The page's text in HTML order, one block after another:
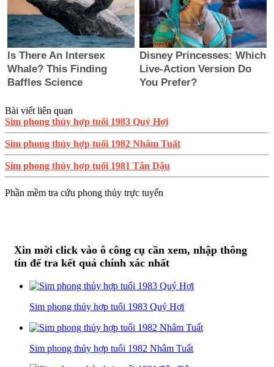
Bài viết liên quan
Sim phong thủy hợp tuổi 1983 Quý Hợi
Sim phong thủy hợp tuổi 1982 Nhâm Tuất
Sim phong thủy hợp tuổi 1981 Tân Dậu
Phần mềm tra cứu phong thủy trực tuyến
Xin mời click vào ô công cụ cần xem, nhập thông
tin để tra kết quả chính xác nhất
Sim phong thủy hợp tuổi 1983 Quý Hợi
Sim phong thủy hợp tuổi 1982 Nhâm Tuất